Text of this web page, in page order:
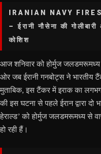
IRANIAN NAVY
– ईरानी नौसेना की
कोशिश
आज शनिवार को होर्मुज
ओर जब ईरानी गनबोट्स ने भारतीय
मुताबिक, इस टैंकर में इराक का
की इस घटना से पहले ईरान द्वारा दो
हेराल्ड’ को होर्मुज जलडमरूमध्य से
हो रही हैं।